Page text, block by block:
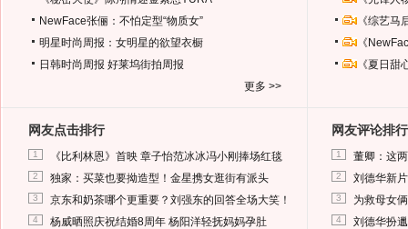
NewFace张俪：不怕定型“物质女”
明星时尚周报：女明星的欲望衣橱
日韩时尚周报 好莱坞街拍周报
更多 >>
《综艺
《
《夏日
网友点击排行
1 《比利林恩》首映 章子怡范冰冰冯小刚捧场红毯
2 独家：买菜也要拗造型！金星携女逛街有派头
3 京东和奶茶哪个更重要？刘强东的回答全场大笑！
4 杨威晒照庆祝结婚8周年 杨阳洋轻抚妈妈孕肚
网友评论排行
1 董卿：这
2 刘德华新
3 为救母女
4 刘德华扮